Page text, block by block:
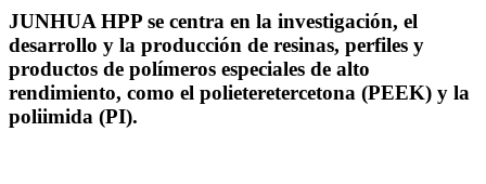
JUNHUA HPP se centra en la investigación, el
desarrollo y la producción de resinas, perfiles y
productos de polímeros especiales de alto
rendimiento, como el polieteretercetona (PEEK) y la
poliimida (PI).